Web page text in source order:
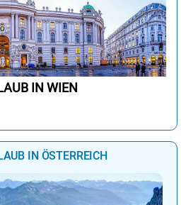
IN WIEN
IN ÖSTERREICH